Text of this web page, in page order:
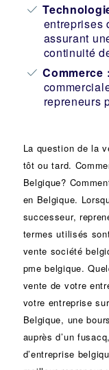
entreprises
assurant
continuité
Commerce :
repreneurs
La question de la
tôt ou tard.
Belgique?
en Belgique.
successeur,
termes utilisés
vente société
pme belgique.
vente de votre
votre entreprise
Belgique, une
auprès d’un fusacq
d’entreprise